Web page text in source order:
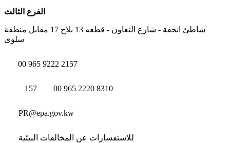
الفرع الثالث
شاطئ انجفة - شارع التعاون - قطعه 13 بلاج 17 مقابل منطقة
سلوى
00 965 9222 2157
157 00 965 2220 8310
PR@epa.gov.kw
للاستفسارات عن المخالفات البيئية